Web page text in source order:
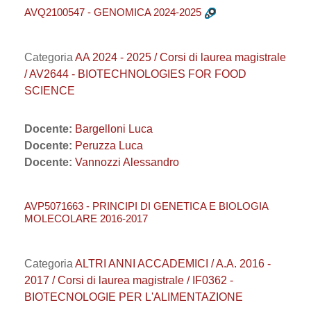
AVQ2100547 - GENOMICA 2024-2025
Categoria AA 2024 - 2025 / Corsi di laurea magistrale
/ AV2644 - BIOTECHNOLOGIES FOR FOOD
SCIENCE
Docente: Bargelloni Luca
Docente: Peruzza Luca
Docente: Vannozzi Alessandro
AVP5071663 - PRINCIPI DI GENETICA E BIOLOGIA
MOLECOLARE 2016-2017
Categoria ALTRI ANNI ACCADEMICI / A.A. 2016 -
2017 / Corsi di laurea magistrale / IF0362 -
BIOTECNOLOGIE PER L'ALIMENTAZIONE